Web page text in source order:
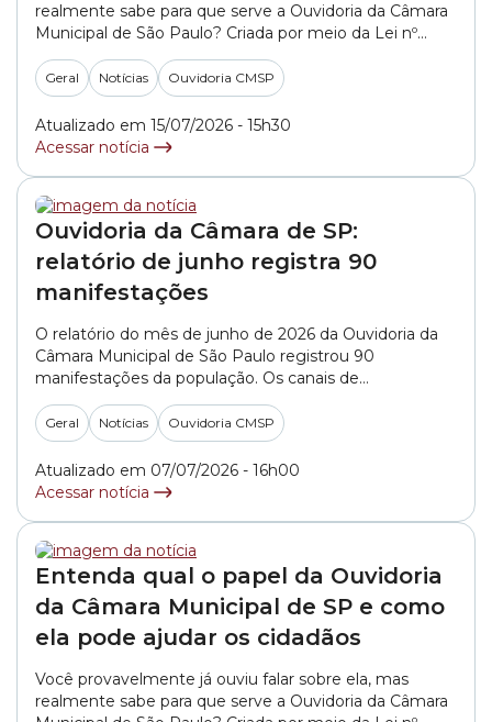
realmente sabe para que serve a Ouvidoria da Câmara
Municipal de São Paulo? Criada por meio da Lei nº
15.507, de 15 de dezembro de 2011, a Ouvidoria é um
canal de comunicação entre o cidadão e a Câmara
Geral Notícias Ouvidoria CMSP
Atualizado em 15/07/2026 - 15h30
Acessar notícia
Ouvidoria da Câmara de SP:
relatório de junho registra 90
manifestações
O relatório do mês de junho de 2026 da Ouvidoria da
Câmara Municipal de São Paulo registrou 90
manifestações da população. Os canais de
atendimento mais utilizados pelas pessoas foram o e-
mail, 68%, e o WhatsApp, 17%. Na sequência
aparecem os contatos via Portal do Cidadão, 7%,
telefone, 5%, e presencialmente, 3%. O documento
mostra... »
Geral Notícias Ouvidoria CMSP
Atualizado em 07/07/2026 - 16h00
Acessar notícia
Entenda qual o papel da Ouvidoria
da Câmara Municipal de SP e como
ela pode ajudar os cidadãos
Você provavelmente já ouviu falar sobre ela, mas
realmente sabe para que serve a Ouvidoria da Câmara